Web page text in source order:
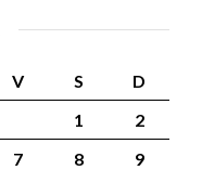
V S
D
1
2
7 8
9